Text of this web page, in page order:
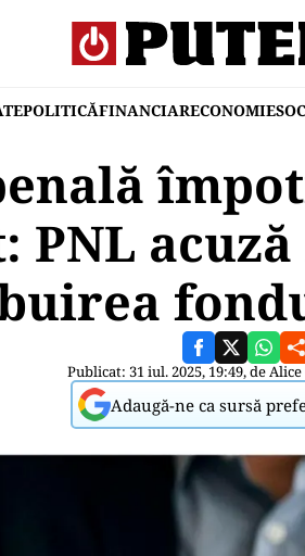
POLITICĂFINANCIARECONOMIE
PNL
Publicat: 31 iul. 2025, 19:49, deAlice
Adaugă-ne ca sursă